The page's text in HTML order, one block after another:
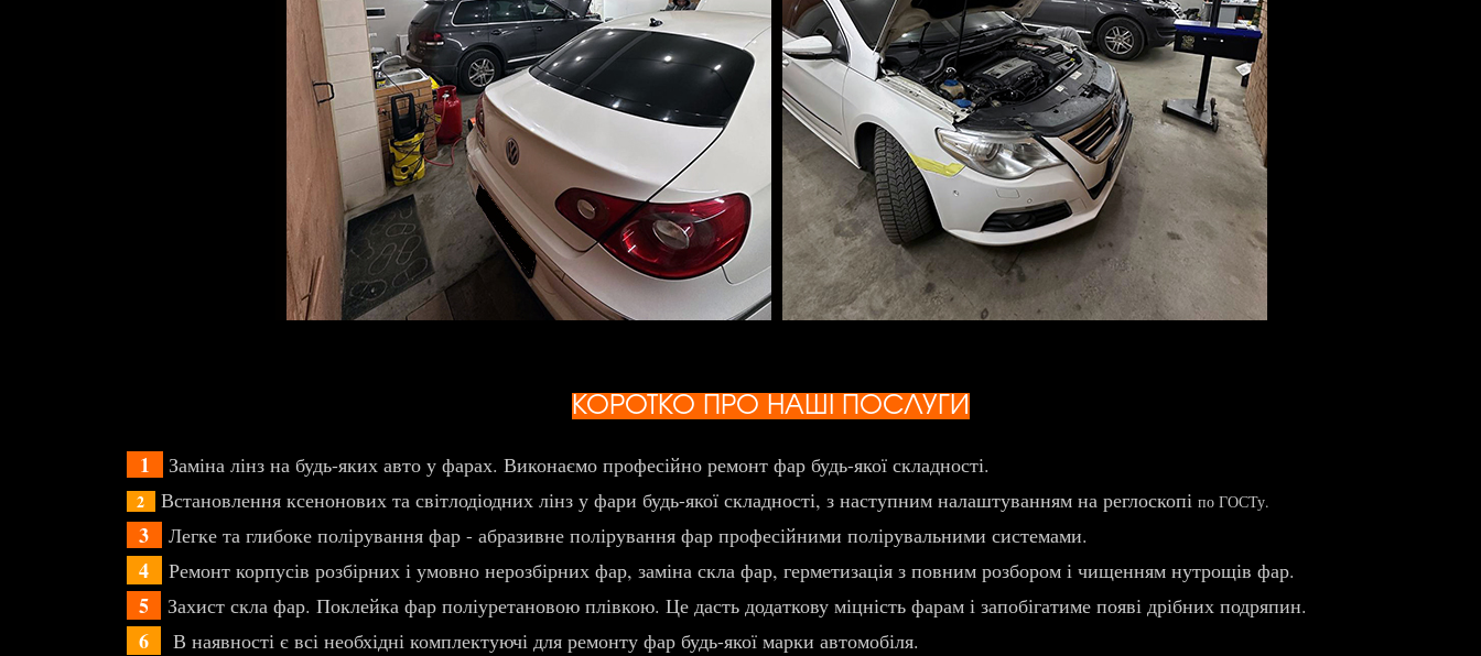
КОРОТКО ПРО НАШІ ПОСЛУГИ
1 Заміна лінз на будь-яких авто у фарах. Виконаємо професійно ремонт фар будь-якої складності.
2 Встановлення ксенонових та світлодіодних лінз у фари будь-якої складності, з наступним налаштуванням на реглоскопі по ГОСТу.
3 Легке та глибоке полірування фар - абразивне полірування фар професійними полірувальними системами.
4 Ремонт корпусів розбірних і умовно нерозбірних фар, заміна скла фар, герметизація з повним розбором і чищенням нутрощів фар.
5 Захист скла фар. Поклейка фар поліуретановою плівкою. Це дасть додаткову міцність фарам і запобігатиме появі дрібних подряпин.
6 В наявності є всі необхідні комплектуючі для ремонту фар будь-якої марки автомобіля.